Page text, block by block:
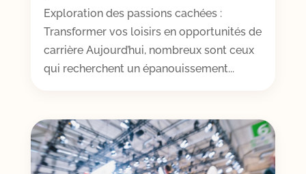
Exploration des passions cachées :
Transformer vos loisirs en opportunités de
carrière Aujourd’hui, nombreux sont ceux
qui recherchent un épanouissement...